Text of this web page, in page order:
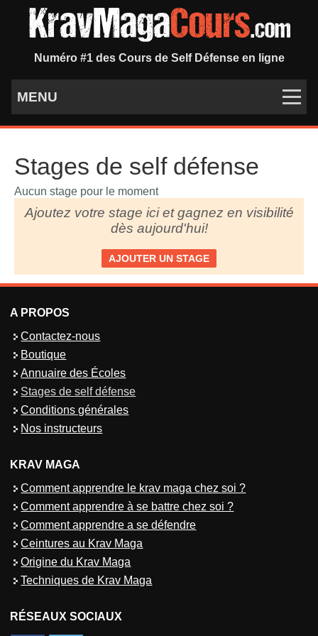
Numéro #1 des Cours de Self Défense en ligne
MENU
Stages de self défense
Aucun stage pour le moment
Ajoutez votre stage ici et gagnez en visibilité
dès aujourd'hui!
AJOUTER UN STAGE
A PROPOS
Contactez-nous
Boutique
Annuaire des Écoles
Stages de self défense
Conditions générales
Nos instructeurs
KRAV MAGA
Comment apprendre le krav maga chez soi ?
Comment apprendre à se battre chez soi ?
Comment apprendre a se défendre
Ceintures au Krav Maga
Origine du Krav Maga
Techniques de Krav Maga
RÉSEAUX SOCIAUX